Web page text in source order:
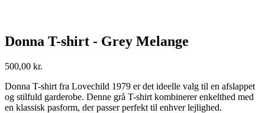
Donna T-shirt - Grey Melange
500,00 kr.
Donna T-shirt fra Lovechild 1979 er det ideelle valg til en afslappet
og stilfuld garderobe. Denne grå T-shirt kombinerer enkelthed med
en klassisk pasform, der passer perfekt til enhver lejlighed.